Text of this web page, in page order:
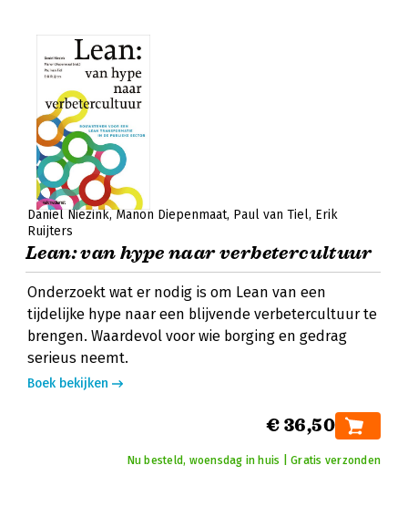
Daniel Niezink Manon Diepenmaat Paul van Tiel Erik
Ruijters
Lean: van hype naar verbetercultuur
Onderzoekt wat er nodig is om Lean van een
tijdelijke hype naar een blijvende verbetercultuur te
brengen. Waardevol voor wie borging en gedrag
serieus neemt.
Boek bekijken
€ 36,50
Nu besteld, woensdag in huis | Gratis verzonden